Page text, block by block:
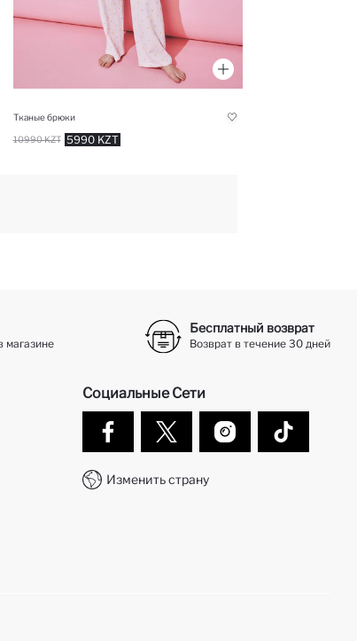
Тканые брюки
5990 KZT
10990 KZT
магазине
Бесплатный возврат
Возврат в течение 30 дней
Социальные Сети
Изменить страну